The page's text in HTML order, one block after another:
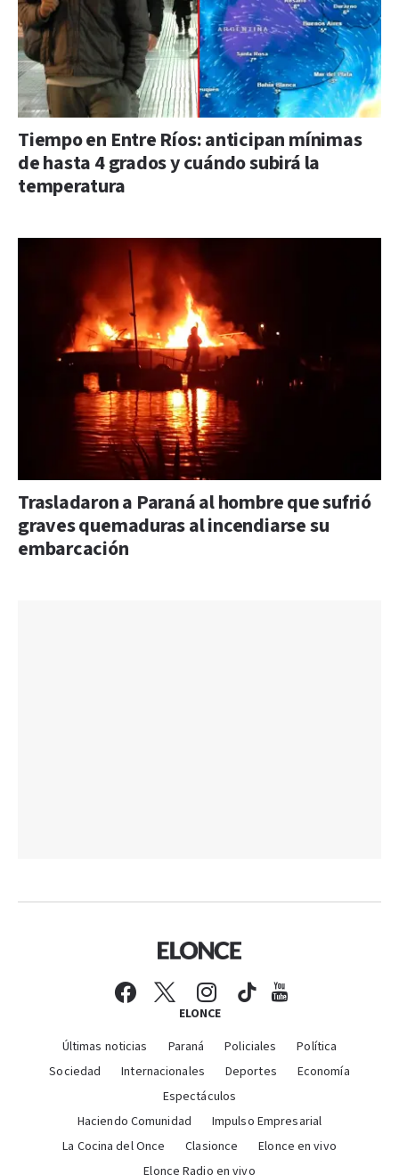
Tiempo en Entre Ríos: anticipan mínimas
de hasta 4 grados y cuándo subirá la
temperatura
Trasladaron a Paraná al hombre que sufrió
graves quemaduras al incendiarse su
embarcación
ELONCE
Últimas noticias Paraná Policiales
Política
Sociedad
Internacionales Deportes
Economía
Espectáculos
Haciendo Comunidad
Impulso Empresarial
La Cocina del Once
Clasionce
Elonce en vivo
Elonce Radio en vivo